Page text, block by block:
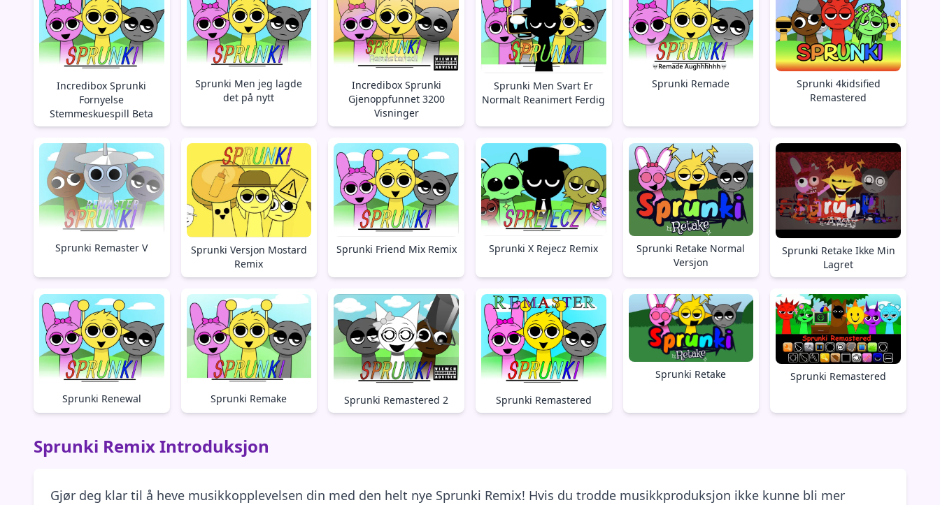
Incredibox Sprunki
Fornyelse
Stemmeskuespill Beta
Sprunki Men jeg lagde
det på nytt
Incredibox Sprunki
Gjenoppfunnet 3200
Visninger
Sprunki Men Svart Er
Normalt Reanimert Ferdig
Sprunki Remade
Sprunki 4kidsified
Remastered
Sprunki Remaster V
Sprunki Versjon Mostard
Remix
Sprunki Friend Mix Remix Sprunki X Rejecz Remix
Sprunki Retake Normal
Versjon
Sprunki Retake Ikke Min
Lagret
Sprunki Renewal Sprunki Remake Sprunki Remastered 2 Sprunki Remastered
Sprunki Retake Sprunki Remastered
Sprunki Remix Introduksjon
Gjør deg klar til å heve musikkopplevelsen din med den helt nye Sprunki Remix! Hvis du trodde musikkproduksjon ikke kunne bli mer